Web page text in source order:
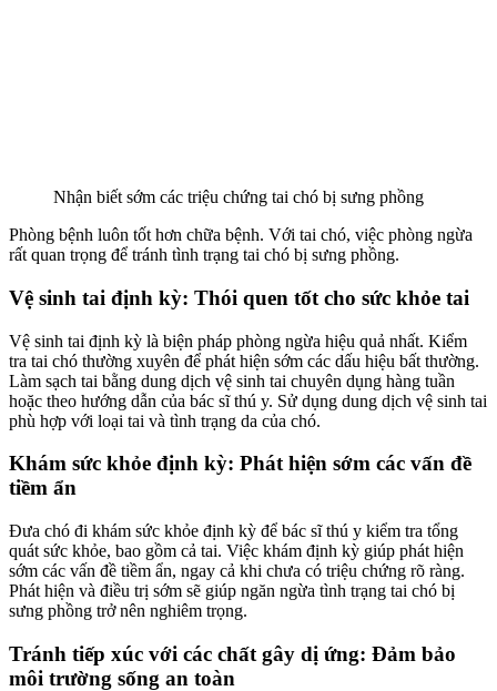
Nhận biết sớm các triệu chứng tai chó bị sưng phồng
Phòng bệnh luôn tốt hơn chữa bệnh. Với tai chó, việc phòng ngừa
rất quan trọng để tránh tình trạng tai chó bị sưng phồng.
Vệ sinh tai định kỳ: Thói quen tốt cho sức khỏe tai
Vệ sinh tai định kỳ là biện pháp phòng ngừa hiệu quả nhất. Kiểm
tra tai chó thường xuyên để phát hiện sớm các dấu hiệu bất thường.
Làm sạch tai bằng dung dịch vệ sinh tai chuyên dụng hàng tuần
hoặc theo hướng dẫn của bác sĩ thú y. Sử dụng dung dịch vệ sinh tai
phù hợp với loại tai và tình trạng da của chó.
Khám sức khỏe định kỳ: Phát hiện sớm các vấn đề
tiềm ẩn
Đưa chó đi khám sức khỏe định kỳ để bác sĩ thú y kiểm tra tổng
quát sức khỏe, bao gồm cả tai. Việc khám định kỳ giúp phát hiện
sớm các vấn đề tiềm ẩn, ngay cả khi chưa có triệu chứng rõ ràng.
Phát hiện và điều trị sớm sẽ giúp ngăn ngừa tình trạng tai chó bị
sưng phồng trở nên nghiêm trọng.
Tránh tiếp xúc với các chất gây dị ứng: Đảm bảo
môi trường sống an toàn